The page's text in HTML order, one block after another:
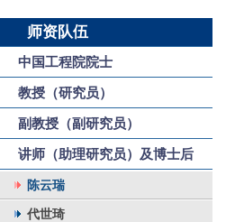
师资队伍
中国工程院院士
教授（研究员）
副教授（副研究员）
讲师（助理研究员）及博士后
陈云瑞
代世琦